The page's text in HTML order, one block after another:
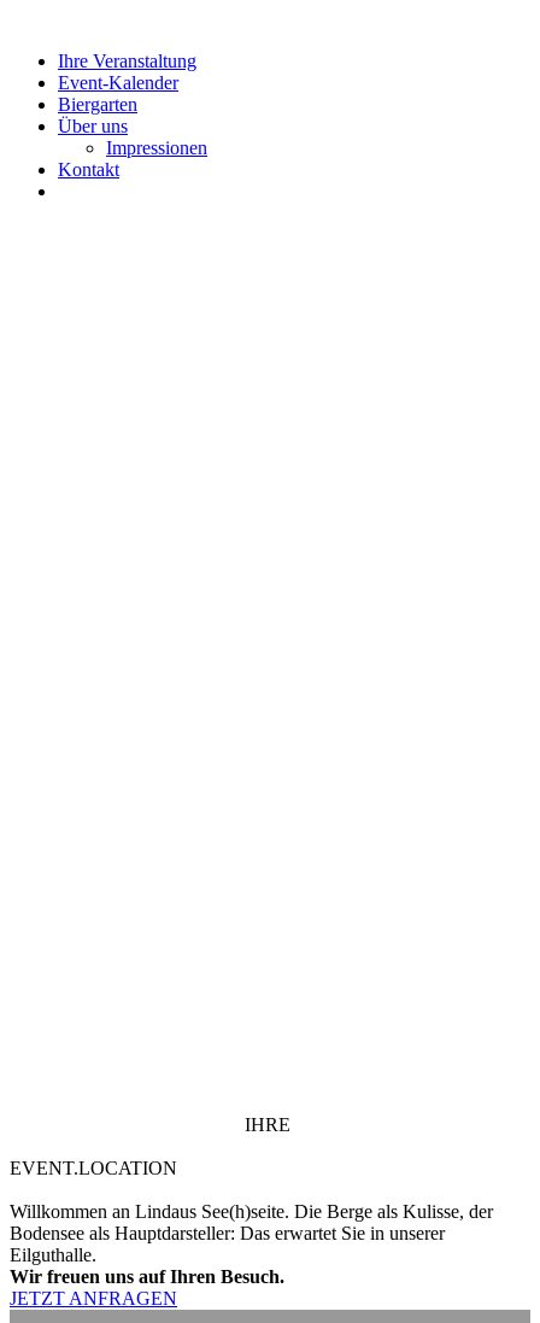
Ihre Veranstaltung
Event-Kalender
Biergarten
Über uns
Impressionen
Kontakt
IHRE
EVENT.LOCATION
Willkommen an Lindaus See(h)seite. Die Berge als Kulisse, der
Bodensee als Hauptdarsteller: Das erwartet Sie in unserer
Eilguthalle.
Wir freuen uns auf Ihren Besuch.
JETZT ANFRAGEN